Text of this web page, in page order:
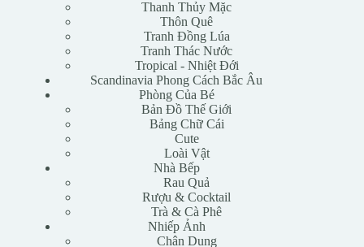
Thanh Thủy Mặc
Thôn Quê
Tranh Đồng Lúa
Tranh Thác Nước
Tropical - Nhiệt Đới
Scandinavia Phong Cách Bắc Âu
Phòng Của Bé
Bản Đồ Thế Giới
Bảng Chữ Cái
Cute
Loài Vật
Nhà Bếp
Rau Quả
Rượu & Cocktail
Trà & Cà Phê
Nhiếp Ảnh
Chân Dung